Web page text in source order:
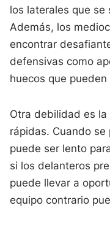
los laterales que se
Además, los
encontrar
defensivas como
huecos que
Otra debilidad es
rápidas. Cuando
puede ser lento
si los delanteros
puede llevar a
equipo contrario